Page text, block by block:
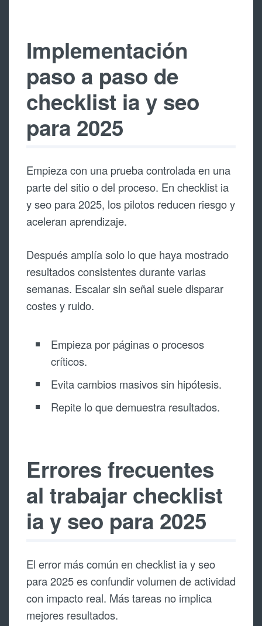
Implementación
paso a paso de
checklist ia y seo
para 2025
Empieza con una prueba controlada en una
parte del sitio o del proceso. En checklist ia
y seo para 2025, los pilotos reducen riesgo y
aceleran aprendizaje.
Después amplía solo lo que haya mostrado
resultados consistentes durante varias
semanas. Escalar sin señal suele disparar
costes y ruido.
Empieza por páginas o procesos
críticos.
Evita cambios masivos sin hipótesis.
Repite lo que demuestra resultados.
Errores frecuentes
al trabajar checklist
ia y seo para 2025
El error más común en checklist ia y seo
para 2025 es confundir volumen de actividad
con impacto real. Más tareas no implica
mejores resultados.